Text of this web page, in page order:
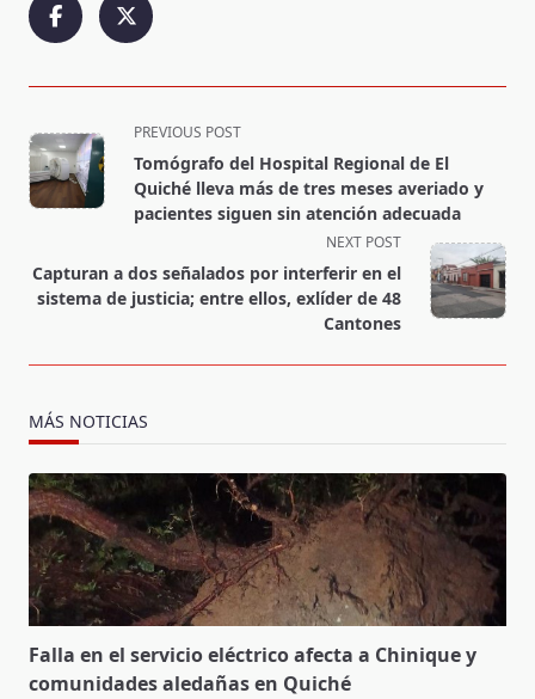
<span
class="nav-
subtitle
screen-
text">Page</span>
PREVIOUS POST
Tomógrafo del Hospital Regional de El
Quiché lleva más de tres meses averiado y
pacientes siguen sin atención adecuada
NEXT POST
Capturan a dos señalados por interferir en el
sistema de justicia; entre ellos, exlíder de 48
Cantones
MÁS NOTICIAS
Falla en el servicio eléctrico afecta a Chinique y
comunidades aledañas en Quiché